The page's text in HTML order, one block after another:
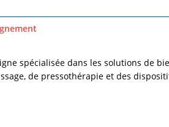
spécialisée dans les solutions de
de pressothérapie et des